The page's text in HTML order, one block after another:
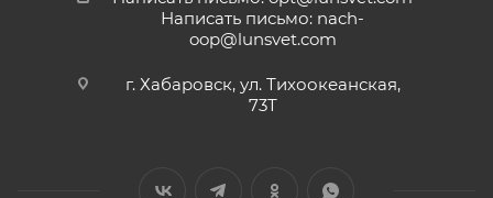
Написать письмо: nach-
oop@lunsvet.com
г. Хабаровск, ул. Тихоокеанская,
73Т